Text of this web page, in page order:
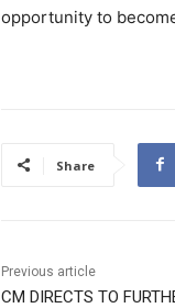
opportunity to
Share
Previous article
CM DIRECTS TO